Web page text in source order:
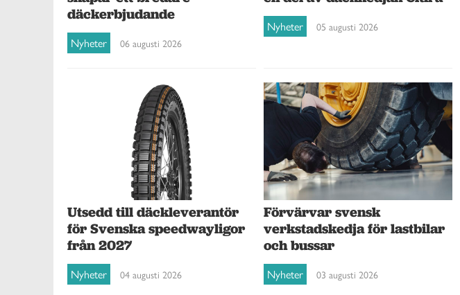
däckerbjudande
Nyheter 06 augusti 2026
Nyheter 05 augusti 2026
Utsedd till däckleverantör
för Svenska speedwayligor
från 2027
Nyheter 04 augusti 2026
Förvärvar svensk
verkstadskedja för lastbilar
och bussar
Nyheter 03 augusti 2026